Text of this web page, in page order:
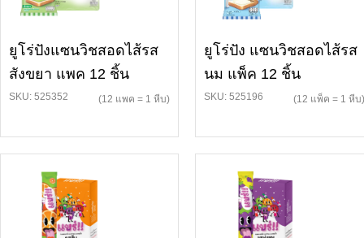
ยูโร่ปังแซนวิชสอดไส้รส
สังขยา แพค 12 ชิ้น
SKU: 525352 (12 แพค = 1 หีบ)
ยูโร่ปัง แซนวิชสอดไส้รส
นม แพ็ค 12 ชิ้น
SKU: 525196 (12 แพ็ค = 1 หีบ)